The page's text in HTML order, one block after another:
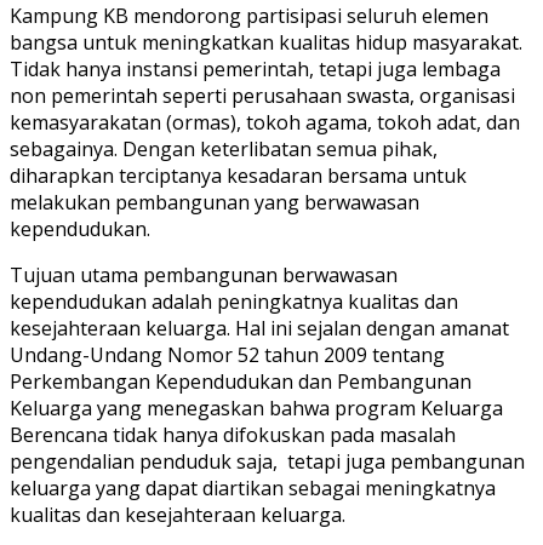
Kampung KB mendorong partisipasi seluruh elemen
bangsa untuk meningkatkan kualitas hidup masyarakat.
Tidak hanya instansi pemerintah, tetapi juga lembaga
non pemerintah seperti perusahaan swasta, organisasi
kemasyarakatan (ormas), tokoh agama, tokoh adat, dan
sebagainya. Dengan keterlibatan semua pihak,
diharapkan terciptanya kesadaran bersama untuk
melakukan pembangunan yang berwawasan
kependudukan.
Tujuan utama pembangunan berwawasan
kependudukan adalah peningkatnya kualitas dan
kesejahteraan keluarga. Hal ini sejalan dengan amanat
Undang-Undang Nomor 52 tahun 2009 tentang
Perkembangan Kependudukan dan Pembangunan
Keluarga yang menegaskan bahwa program Keluarga
Berencana tidak hanya difokuskan pada masalah
pengendalian penduduk saja, tetapi juga pembangunan
keluarga yang dapat diartikan sebagai meningkatnya
kualitas dan kesejahteraan keluarga.